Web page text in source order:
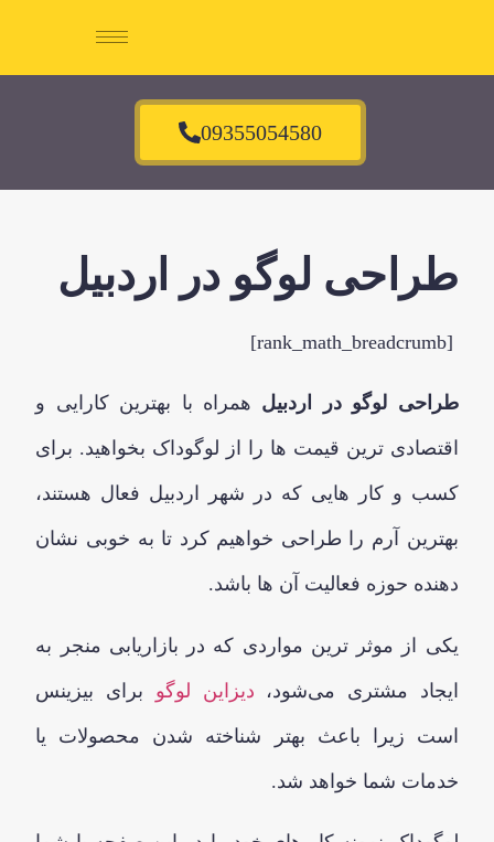
09355054580
طراحی لوگو در اردبیل
[rank_math_breadcrumb]
طراحی لوگو در اردبیل همراه با بهترین کارایی و
اقتصادی ترین قیمت ها را از لوگوداک بخواهید. برای
کسب و کار هایی که در شهر اردبیل فعال هستند،
بهترین آرم را طراحی خواهیم کرد تا به خوبی نشان
دهنده حوزه فعالیت آن ها باشد.
یکی از موثر ترین مواردی که در بازاریابی منجر به
ایجاد مشتری می‌شود، دیزاین لوگو برای بیزینس
است زیرا باعث بهتر شناخته شدن محصولات یا
خدمات شما خواهد شد.